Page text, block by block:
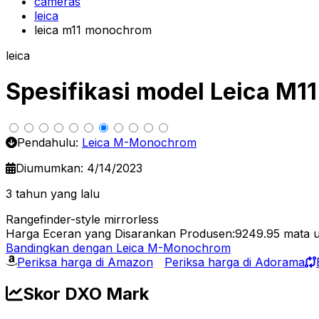
leica
leica m11 monochrom
leica
Spesifikasi model Leica
Pendahulu: Leica M-Monochrom
Diumumkan: 4/14/2023
3 tahun yang lalu
Rangefinder-style mirrorless
Harga Eceran yang Disarankan Produsen:9249.95 mata
Bandingkan dengan Leica M-Monochrom
Periksa harga di Amazon
Periksa harga di Adorama
Skor DXO Mark